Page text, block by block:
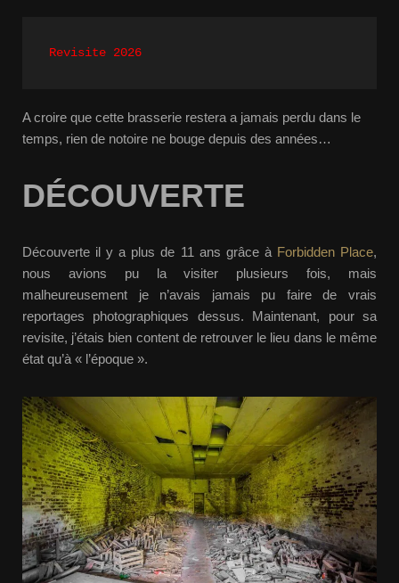
Revisite 2026
A croire que cette brasserie restera a jamais perdu dans le
temps, rien de notoire ne bouge depuis des années…
DÉCOUVERTE
Découverte il y a plus de 11 ans grâce à Forbidden Place,
nous avions pu la visiter plusieurs fois, mais
malheureusement je n’avais jamais pu faire de vrais
reportages photographiques dessus. Maintenant, pour sa
revisite, j’étais bien content de retrouver le lieu dans le même
état qu’à « l’époque ».